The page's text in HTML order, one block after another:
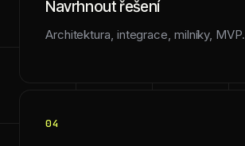
Navrhnout řešení
Architektura, integrace, milníky, MVP.
04